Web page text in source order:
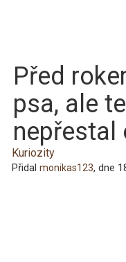
Před
psa, ale
nepřestal
Kuriozity
Přidal monikas123, dne